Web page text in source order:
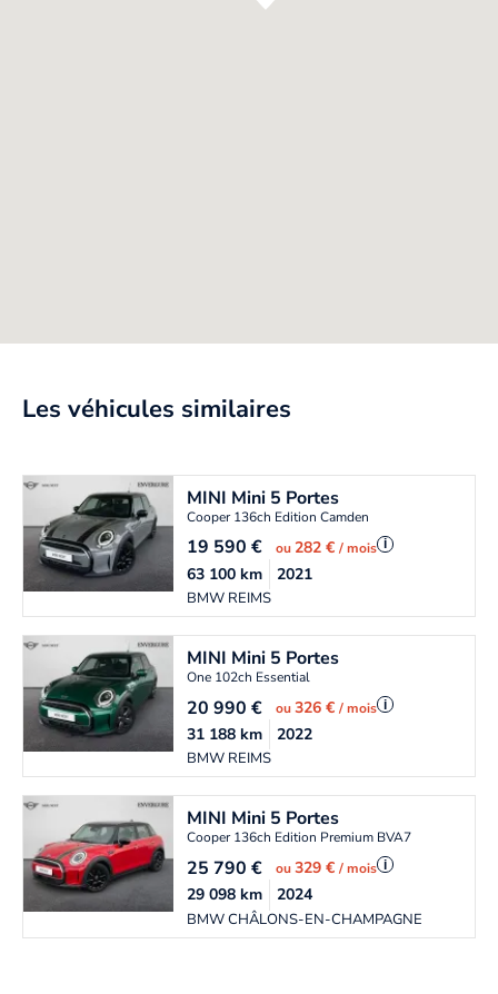
Les véhicules similaires
MINI Mini 5 Portes
Cooper 136ch Edition Camden
19 590€ ou282 €/ mois i
BMW REIMS
63 100km 2021
MINI Mini 5 Portes
One 102ch Essential
20 990€ ou326 €/ mois i
BMW REIMS
31 188km 2022
MINI Mini 5 Portes
Cooper 136ch Edition Premium BVA7
25 790€ ou329 €/ mois i
BMW CHÂLONS-EN-CHAMPAGNE
29 098km 2024